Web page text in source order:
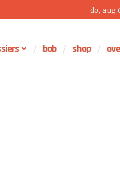
do, aug
bob shop